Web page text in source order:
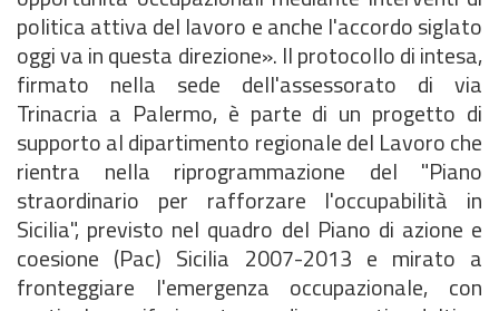
politica attiva del lavoro e anche l'accordo siglato
oggi va in questa direzione». Il protocollo di intesa,
firmato nella sede dell'assessorato di via
Trinacria a Palermo, è parte di un progetto di
supporto al dipartimento regionale del Lavoro che
rientra nella riprogrammazione del "Piano
straordinario per rafforzare l'occupabilità in
Sicilia", previsto nel quadro del Piano di azione e
coesione (Pac) Sicilia 2007-2013 e mirato a
fronteggiare l'emergenza occupazionale, con